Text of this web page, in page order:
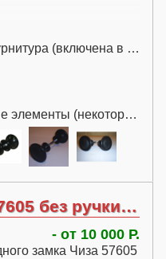
Возможная стандартная фурнитура (включена в цену):
Возможные дополнительные элементы (некоторые за дополнительную плату):
Сувальдная Чиза 57605 без ручки с перекодировкой
- от 10 000 Р.
замка Чиза 57605